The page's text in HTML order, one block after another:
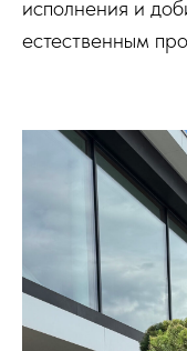
исполнения и
естественным